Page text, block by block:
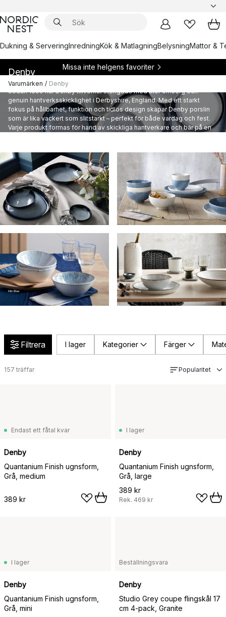
Dukning & ServeringInredningKök & MatlagningBelysningMattor &
Missa inte helgens favoriter
Varumärken / Denby
Denby
Sedan 1809 har Denby tillverkat stengods med stor omsorg och
genuin hantverksskicklighet i Derbyshire, England. Med ett starkt
fokus på hållbarhet, funktion och tidlös design skapar Denby porslin
som är lika vackert som slitstarkt – perfekt för både vardag och fest.
Varje produkt formas för hand av skickliga hantverkare och bär på en
användas i generationer.
Halo Studio Blue
Kiln Blue Studio Grey
Filtrera I lager Kategorier Färger
157 träffar Popularitet
Endast ett fåtal kvar
Denby
Quantanium Finish ugnsform,
Grå, medium
389 kr
I lager
Denby
Quantanium Finish ugnsform,
Grå, large
389 kr
Rek. 469 kr
I lager
Denby
Quantanium Finish ugnsform,
Grå, mini
Beställningsvara
Denby
Studio Grey coupe flingskål 17
cm 4-pack, Granite